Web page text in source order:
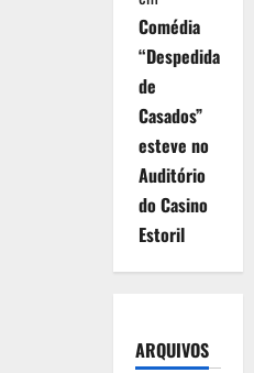
Comédia
“Despedida
de
Casados”
esteve no
Auditório
do Casino
Estoril
ARQUIVOS